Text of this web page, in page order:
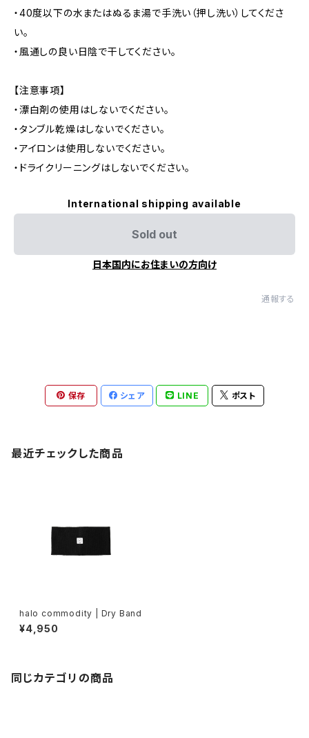
・40度以下の水またはぬるま湯で手洗い（押し洗い）してくださ
い。
・風通しの良い日陰で干してください。
【注意事項】
・漂白剤の使用はしないでください。
・タンブル乾燥はしないでください。
・アイロンは使用しないでください。
・ドライクリーニングはしないでください。
International shipping available
Sold out
日本国内にお住まいの方向け
通報する
保存 シェア LINE ポスト
最近チェックした商品
halo commodity | Dry Band
¥4,950
同じカテゴリの商品